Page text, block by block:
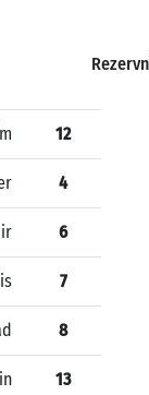
12
4
6
7
8
13